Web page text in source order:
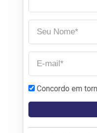
Concordo em